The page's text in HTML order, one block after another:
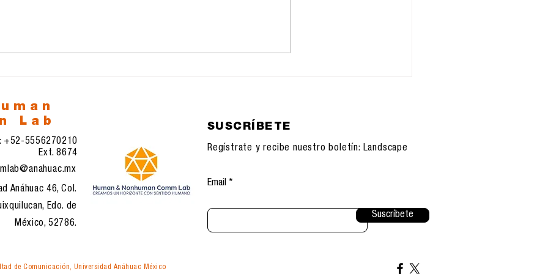
Lab
+52-5556270210
Ext. 8674
Anáhuac 46, Col.
Edo. de
México, 52786.
SUSCRÍBETE
Regístrate y recibe nuestro boletín: Landscape
Email
Suscríbete
de Comunicación, Universidad Anáhuac México